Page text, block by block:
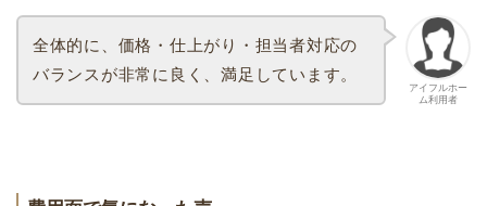
アイフルホー
ム利用者
全体的に、価格・仕上がり・担当者対応の
バランスが非常に良く、満足しています。